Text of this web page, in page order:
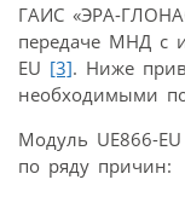
ГАИС «ЭРА-
передаче МНД с
EU [3]. Ниже
необходимыми
Модуль UE866-EU
по ряду причин: